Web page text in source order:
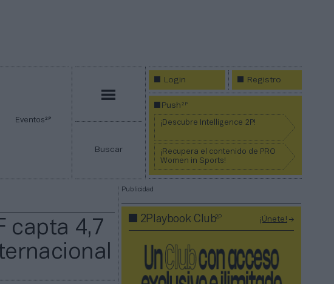
Eventos2P
Buscar
Login Registro
Push2P
¡Descubre Intelligence 2P!
¡Recupera el contenido de PRO
Women in Sports!
capta 4,7
Publicidad
2Playbook Club2P ¡Únete!